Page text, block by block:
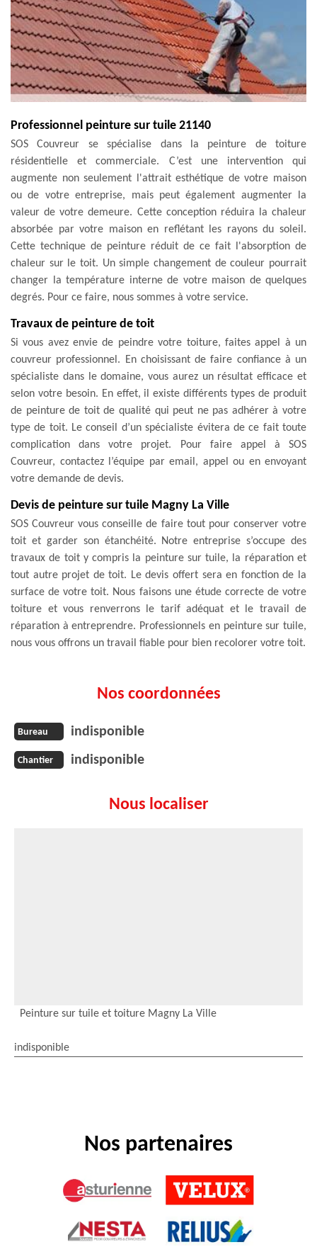
Professionnel peinture sur tuile 21140
SOS Couvreur se spécialise dans la peinture de toiture
résidentielle et commerciale. C’est une intervention qui
augmente non seulement l'attrait esthétique de votre maison
ou de votre entreprise, mais peut également augmenter la
valeur de votre demeure. Cette conception réduira la chaleur
absorbée par votre maison en reflétant les rayons du soleil.
Cette technique de peinture réduit de ce fait l'absorption de
chaleur sur le toit. Un simple changement de couleur pourrait
changer la température interne de votre maison de quelques
degrés. Pour ce faire, nous sommes à votre service.
Travaux de peinture de toit
Si vous avez envie de peindre votre toiture, faites appel à un
couvreur professionnel. En choisissant de faire confiance à un
spécialiste dans le domaine, vous aurez un résultat efficace et
selon votre besoin. En effet, il existe différents types de produit
de peinture de toit de qualité qui peut ne pas adhérer à votre
type de toit. Le conseil d’un spécialiste évitera de ce fait toute
complication dans votre projet. Pour faire appel à SOS
Couvreur, contactez l’équipe par email, appel ou en envoyant
votre demande de devis.
Devis de peinture sur tuile Magny La Ville
SOS Couvreur vous conseille de faire tout pour conserver votre
toit et garder son étanchéité. Notre entreprise s’occupe des
travaux de toit y compris la peinture sur tuile, la réparation et
tout autre projet de toit. Le devis offert sera en fonction de la
surface de votre toit. Nous faisons une étude correcte de votre
toiture et vous renverrons le tarif adéquat et le travail de
réparation à entreprendre. Professionnels en peinture sur tuile,
nous vous offrons un travail fiable pour bien recolorer votre toit.
Nos coordonnées
Bureau indisponible
Chantier indisponible
Nous localiser
Peinture sur tuile et toiture Magny La Ville
indisponible
Nos partenaires